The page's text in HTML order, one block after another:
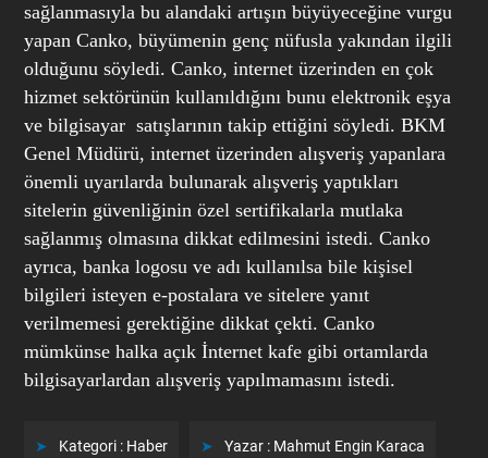
sağlanmasıyla bu alandaki artışın büyüyeceğine vurgu
yapan Canko, büyümenin genç nüfusla yakından ilgili
olduğunu söyledi. Canko, internet üzerinden en çok
hizmet sektörünün kullanıldığını bunu elektronik eşya
ve bilgisayar satışlarının takip ettiğini söyledi. BKM
Genel Müdürü, internet üzerinden alışveriş yapanlara
önemli uyarılarda bulunarak alışveriş yaptıkları
sitelerin güvenliğinin özel sertifikalarla mutlaka
sağlanmış olmasına dikkat edilmesini istedi. Canko
ayrıca, banka logosu ve adı kullanılsa bile kişisel
bilgileri isteyen e-postalara ve sitelere yanıt
verilmemesi gerektiğine dikkat çekti. Canko
mümkünse halka açık İnternet kafe gibi ortamlarda
bilgisayarlardan alışveriş yapılmamasını istedi.
Kategori : Haber Yazar : Mahmut Engin Karaca